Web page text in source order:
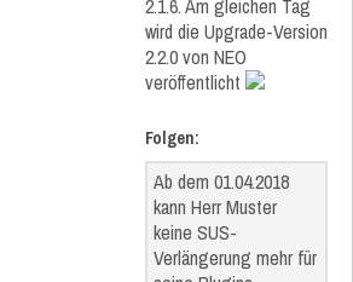
2.1.6. Am gleichen Tag
wird die Upgrade-Version
2.2.0 von NEO
veröffentlicht
Folgen:
Ab dem 01.04.2018
kann Herr Muster
keine SUS-
Verlängerung mehr für